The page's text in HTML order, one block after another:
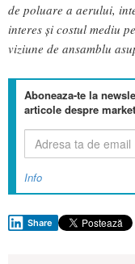
de poluare a aerului,
interes și costul mediu
viziune de ansamblu
Aboneaza-te la
articole despre
Info
Share